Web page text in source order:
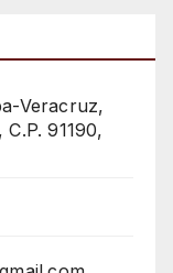
Veracruz,
91190,